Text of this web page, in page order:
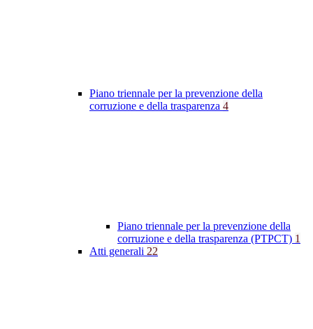
Piano triennale per la prevenzione della
corruzione e della trasparenza 4
Piano triennale per la prevenzione della
corruzione e della trasparenza (PTPCT) 1
Atti generali 22